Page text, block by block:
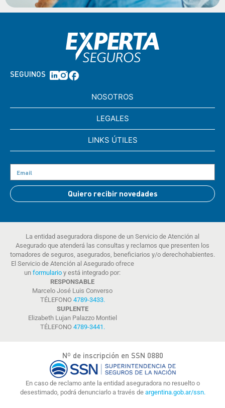
SEGUINOS
NOSOTROS
LEGALES
LINKS ÚTILES
Quiero recibir novedades
La entidad aseguradora dispone de un Servicio de Atención al
Asegurado que atenderá las consultas y reclamos que presenten los
tomadores de seguros, asegurados, beneficiarios y/o derechohabientes.
El Servicio de Atención al Asegurado ofrece
un formulario y está integrado por:
RESPONSABLE
Marcelo José Luis Converso
TÉLEFONO 4789-3433.
SUPLENTE
Elizabeth Lujan Palazzo Montiel
TÉLEFONO 4789-3441 .
Nº de inscripción en SSN 0880
En caso de reclamo ante la entidad aseguradora no resuelto o
desestimado, podrá denunciarlo a través de argentina.gob.ar/ssn.